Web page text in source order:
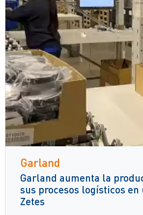
Garland
Garland aumenta la
sus procesos logísticos en
Zetes